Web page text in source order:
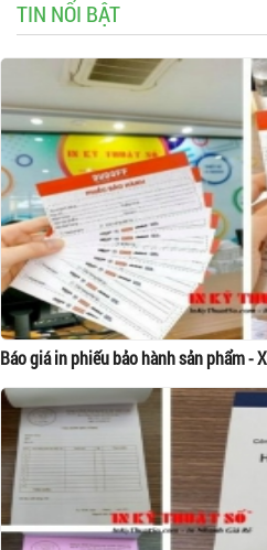
TIN NỔI BẬT
Báo giá in phiếu bảo hành sản phẩm -